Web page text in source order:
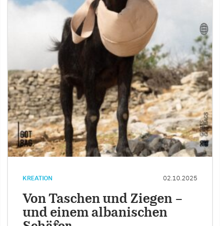
KREATION 02.10.2025
Von Taschen und Ziegen –
und einem albanischen